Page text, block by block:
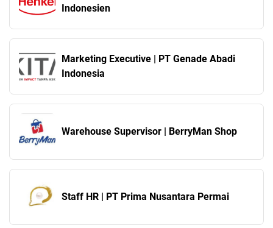
Indonesien
Marketing Executive | PT Genade Abadi
Indonesia
Warehouse Supervisor | BerryMan Shop
Staff HR | PT Prima Nusantara Permai